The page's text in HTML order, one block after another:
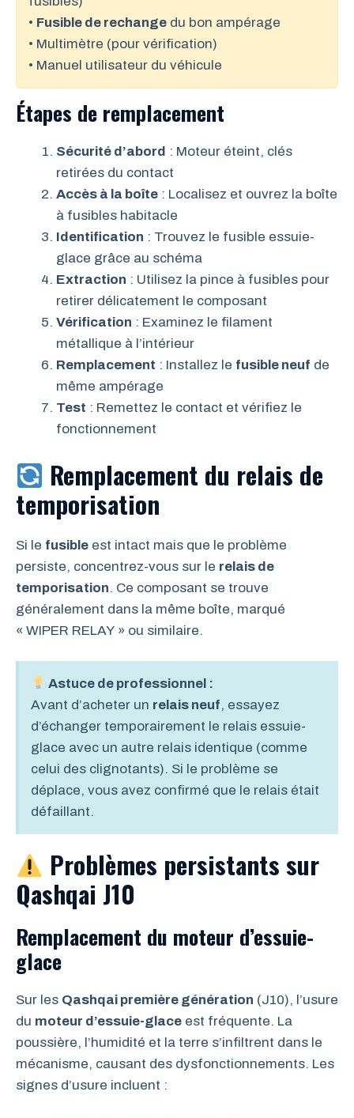
• Fusible de rechange du bon ampérage
• Multimètre (pour vérification)
• Manuel utilisateur du véhicule
Étapes de remplacement
Sécurité d’abord : Moteur éteint, clés
retirées du contact
Accès à la boîte : Localisez et ouvrez la boîte
à fusibles habitacle
Identification : Trouvez le fusible essuie-
glace grâce au schéma
Extraction : Utilisez la pince à fusibles pour
retirer délicatement le composant
Vérification : Examinez le filament
métallique à l’intérieur
Remplacement : Installez le fusible neuf de
même ampérage
Test : Remettez le contact et vérifiez le
fonctionnement
Remplacement du relais de
temporisation
Si le fusible est intact mais que le problème
persiste, concentrez-vous sur le relais de
temporisation. Ce composant se trouve
généralement dans la même boîte, marqué
« WIPER RELAY » ou similaire.
Astuce de professionnel :
Avant d’acheter un relais neuf, essayez
d’échanger temporairement le relais essuie-
glace avec un autre relais identique (comme
celui des clignotants). Si le problème se
déplace, vous avez confirmé que le relais était
défaillant.
Problèmes persistants sur
Qashqai J10
Remplacement du moteur d’essuie-
glace
Sur les Qashqai première génération (J10), l’usure
du moteur d’essuie-glace est fréquente. La
poussière, l’humidité et la terre s’infiltrent dans le
mécanisme, causant des dysfonctionnements. Les
signes d’usure incluent :